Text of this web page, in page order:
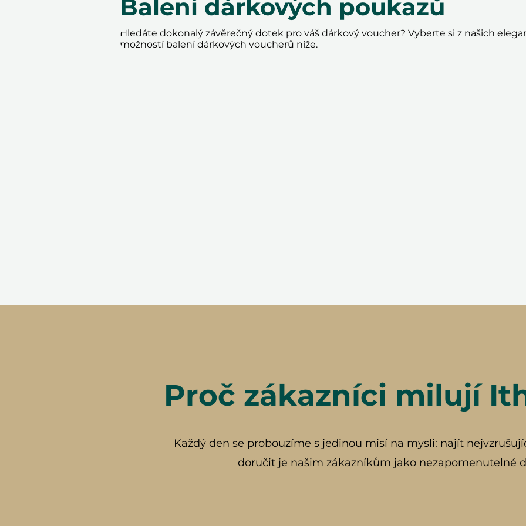
Balení dárkových poukazů
Hledáte dokonalý závěrečný dotek pro váš dárkový voucher? Vyberte si z našich
možností balení dárkových voucherů níže.
Proč zákazníci milují
Každý den se probouzíme s jedinou misí na mysli: najít
doručit je našim zákazníkům jako nezapomenutelné